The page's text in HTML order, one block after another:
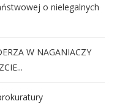
o nielegalnych
W NAGANIACZY